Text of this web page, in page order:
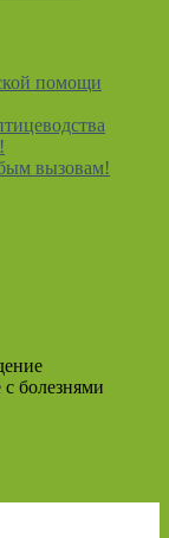
помощи
вызовам!
болезнями